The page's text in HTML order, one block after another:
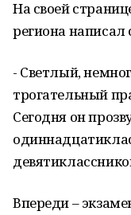
На своей
региона
- Светлый,
трогательный
Сегодня он
Впереди –